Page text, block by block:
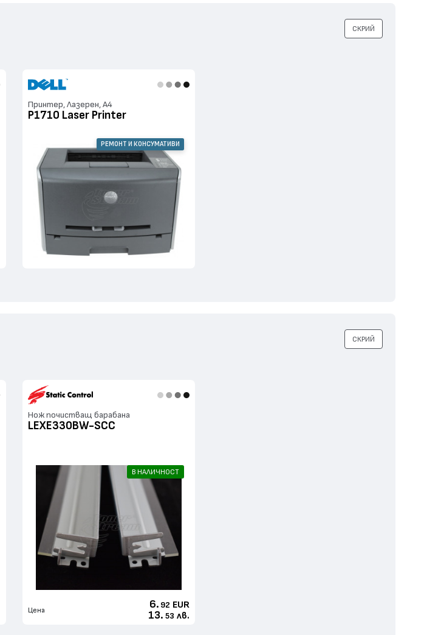
Принтер, Лазерен, А4
P1710 Laser Printer
РЕМОНТ И КОНСУМАТИВИ
СКРИЙ
Нож почистващ барабана
LEXE330BW-SCC
В НАЛИЧНОСТ
Цена 6. 92 EUR
13. 53 лв.
СКРИЙ